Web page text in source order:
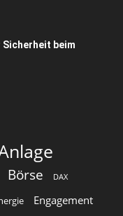
beim
Börse DAX
Engagement